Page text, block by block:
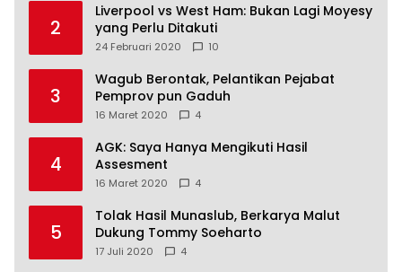
2
Liverpool vs West Ham: Bukan Lagi Moyesy
yang Perlu Ditakuti
24 Februari 2020 10
3
Wagub Berontak, Pelantikan Pejabat
Pemprov pun Gaduh
16 Maret 2020 4
4
AGK: Saya Hanya Mengikuti Hasil
Assesment
16 Maret 2020 4
5
Tolak Hasil Munaslub, Berkarya Malut
Dukung Tommy Soeharto
17 Juli 2020 4